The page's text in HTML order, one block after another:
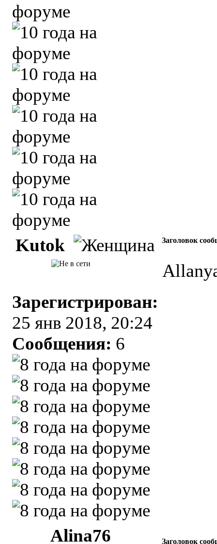
Kutok Заголовок
Зарегистрирован:
25 янв 2018, 20:24
Сообщения: 6
Alina76 Заголовок